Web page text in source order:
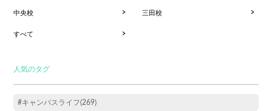
中央校 三田校
すべて
人気のタグ
#キャンパスライフ(269)